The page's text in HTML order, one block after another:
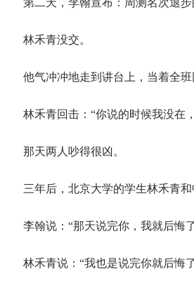
第二天，李翰宣布：周测名次退步
林禾青没交。
他气冲冲地走到讲台上，当着全
林禾青回击：“你说的时候我没在
那天两人吵得很凶。
三年后，北京大学的学生林禾青
李翰说：“那天说完你，我就后悔
林禾青说：“我也是说完你就后悔